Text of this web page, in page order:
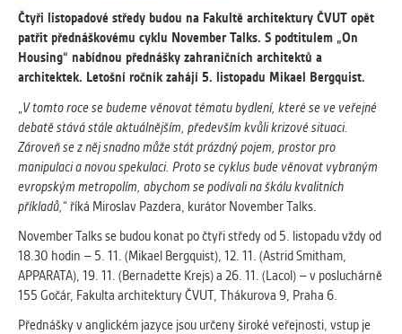
Slouží pro získávání anonymizovaných
statistických údajů, které nám pomáhají
vylepšovat naše aplikace. Zpravidla jde o
cookies systémů třetích stran, které k
MARKETINGOVÉ
Využívané za účelem zobrazení
správných nabídek a cílení obsahu podle
Vašich preferencí. Zpravidla jde o
cookies systémů třetích stran, které nám
s analýzou uživatelského chování
pomáhají.
OSTATNÍ
Čtyři listopadové středy budou na Fakultě architektury ČVUT opět
patřit přednáškovému cyklu November Talks. S podtitulem „On
Housing“ nabídnou přednášky zahraničních architektů a
architektek. Letošní ročník zahájí 5. listopadu Mikael Bergquist.
„V tomto roce se budeme věnovat tématu bydlení, které se ve veřejné
debatě stává stále aktuálnějším, především kvůli krizové situaci.
Zároveň se z něj snadno může stát prázdný pojem, prostor pro
manipulaci a novou spekulaci. Proto se cyklus bude věnovat vybraným
evropským metropolím, abychom se podívali na škálu kvalitních
příkladů,“ říká Miroslav Pazdera, kurátor November Talks.
November Talks se budou konat po čtyři středy od 5. listopadu vždy od
18.30 hodin – 5. 11. (Mikael Bergquist), 12. 11. (Astrid Smitham,
APPARATA), 19. 11. (Bernadette Krejs) a 26. 11. (Lacol) – v posluchárně
155 Gočár, Fakulta architektury ČVUT, Thákurova 9, Praha 6.
Přednášky v anglickém jazyce jsou určeny široké veřejnosti, vstup je